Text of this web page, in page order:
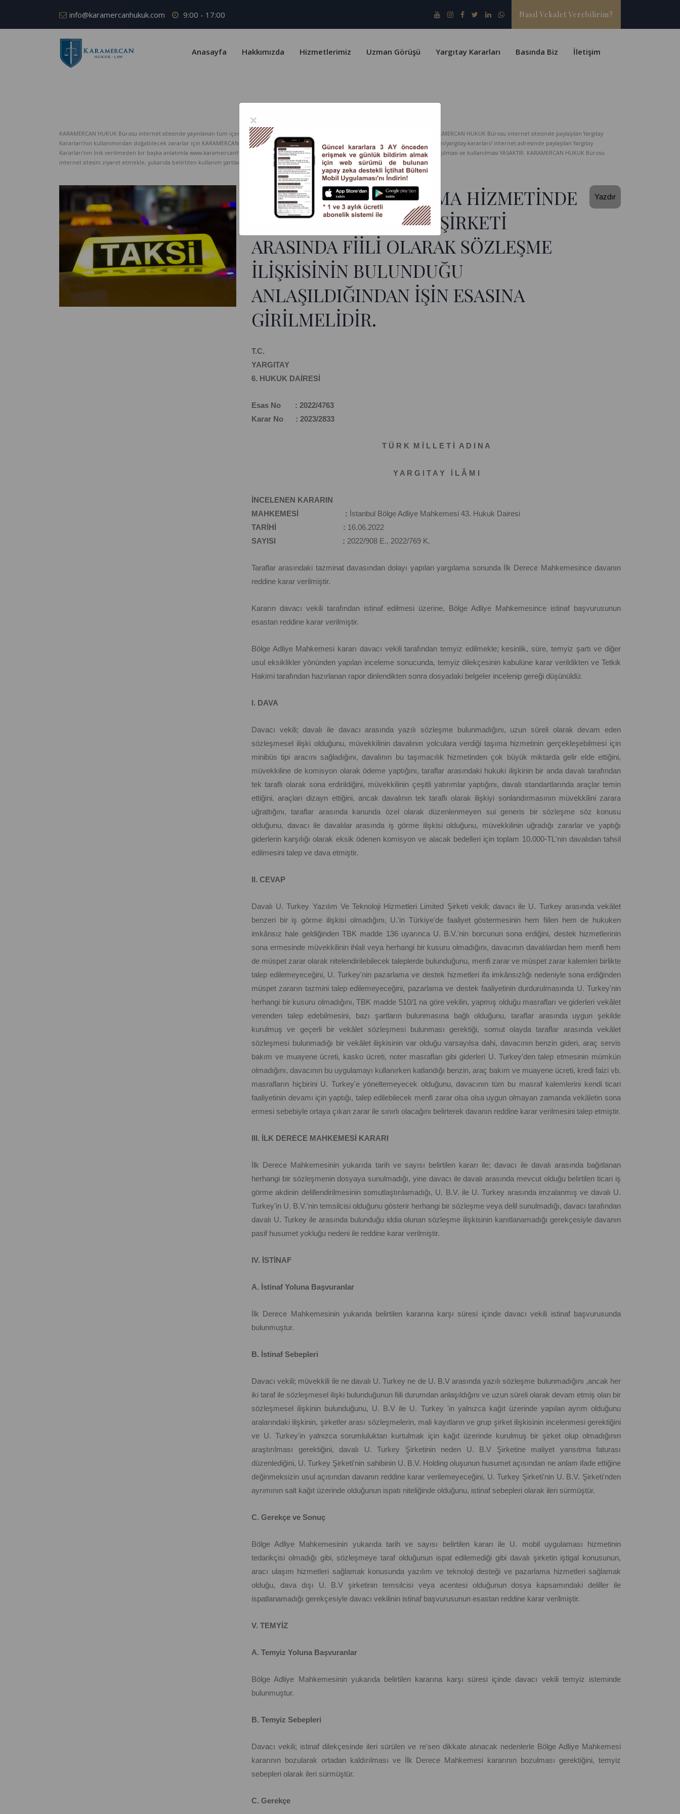
info@karamercanhukuk.com 9:00 - 17:00 Nasıl Vekalet Verebilirim?
Anasayfa Hakkımızda Hizmetlerimiz Uzman Görüşü Yargıtay Kararları Basında Biz İletişim
KARAMERCAN HUKUK Bürosu internet sitesinde yayınlanan tüm içerik telif yasaları ve Türk Patent Enstitüsü kapsamında koruma altındadır. KARAMERCAN HUKUK Bürosu internet sitesinde paylaşılan Yargıtay
Kararları’nın kullanımından doğabilecek zararlar için KARAMERCAN HUKUK Bürosu hiçbir sorumluluk kabul etmez. www.karamercanhukuk.com/yargitay-kararlari/ internet adresinde paylaşılan Yargıtay
Kararları’nın link verilmeden bir başka anlatımla www.karamercanhukuk.com internet adresinden alındığı belirtilmeksizin kopyalanması, paylaşılması ve kullanılması YASAKTIR. KARAMERCAN HUKUK Bürosu
internet sitesini ziyaret etmekle, yukarıda belirtilen kullanım şartlarını kabul etmiş sayılırsınız.
Yazdır
ARAÇ SAHİBİ İLE TAŞIMA HİZMETİNDE
ARACILIK EDEN U. B.V ŞİRKETİ
ARASINDA FİİLİ OLARAK SÖZLEŞME
İLİŞKİSİNİN BULUNDUĞU
ANLAŞILDIĞINDAN İŞİN ESASINA
GİRİLMELİDİR.
T.C.
YARGITAY
6. HUKUK DAİRESİ
Esas No : 2022/4763
Karar No : 2023/2833
T Ü R K M İ L L E T İ A D I N A
Y A R G I T A Y İ L Â M I
İNCELENEN KARARIN
MAHKEMESİ : İstanbul Bölge Adliye Mahkemesi 43. Hukuk Dairesi
TARİHİ : 16.06.2022
SAYISI : 2022/908 E., 2022/769 K.
Taraflar arasındaki tazminat davasından dolayı yapılan yargılama sonunda İlk Derece Mahkemesince davanın
reddine karar verilmiştir.
Kararın davacı vekili tarafından istinaf edilmesi üzerine, Bölge Adliye Mahkemesince istinaf başvurusunun
esastan reddine karar verilmiştir.
Bölge Adliye Mahkemesi kararı davacı vekili tarafından temyiz edilmekle; kesinlik, süre, temyiz şartı ve diğer
usul eksiklikler yönünden yapılan inceleme sonucunda, temyiz dilekçesinin kabulüne karar verildikten ve Tetkik
Hakimi tarafından hazırlanan rapor dinlendikten sonra dosyadaki belgeler incelenip gereği düşünüldü:
I. DAVA
Davacı vekili; davalı ile davacı arasında yazılı sözleşme bulunmadığını, uzun süreli olarak devam eden
sözleşmesel ilişki olduğunu, müvekkilinin davalının yolculara verdiği taşıma hizmetinin gerçekleşebilmesi için
minibüs tipi aracını sağladığını, davalının bu taşımacılık hizmetinden çok büyük miktarda gelir elde ettiğini,
müvekkiline de komisyon olarak ödeme yaptığını, taraflar arasındaki hukuki ilişkinin bir anda davalı tarafından
tek taraflı olarak sona erdirildiğini, müvekkilinin çeşitli yatırımlar yaptığını, davalı standartlarında araçlar temin
ettiğini, araçları dizayn ettiğini, ancak davalının tek taraflı olarak ilişkiyi sonlandırmasının müvekkilini zarara
uğrattığını, taraflar arasında kanunda özel olarak düzenlenmeyen sui generis bir sözleşme söz konusu
olduğunu, davacı ile davalılar arasında iş görme ilişkisi olduğunu, müvekkilinin uğradığı zararlar ve yaptığı
giderlerin karşılığı olarak eksik ödenen komisyon ve alacak bedelleri için toplam 10.000-TL'nin davalıdan tahsil
edilmesini talep ve dava etmiştir.
II. CEVAP
Davalı U. Turkey Yazılım Ve Teknoloji Hizmetleri Limited Şirketi vekili; davacı ile U. Turkey arasında vekâlet
benzeri bir iş görme ilişkisi olmadığını, U.'in Türkiye'de faaliyet göstermesinin hem fiilen hem de hukuken
imkânsız hale geldiğinden TBK madde 136 uyarınca U. B.V.'nin borcunun sona erdiğini, destek hizmetlerinin
sona ermesinde müvekkilinin ihlali veya herhangi bir kusuru olmadığını, davacının davalılardan hem menfi hem
de müspet zarar olarak nitelendirilebilecek taleplerde bulunduğunu, menfi zarar ve müspet zarar kalemleri birlikte
talep edilemeyeceğini, U. Turkey'nin pazarlama ve destek hizmetleri ifa imkânsızlığı nedeniyle sona erdiğinden
müspet zararın tazmini talep edilemeyeceğini, pazarlama ve destek faaliyetinin durdurulmasında U. Turkey'nin
herhangi bir kusuru olmadığını, TBK madde 510/1 na göre vekilin, yapmış olduğu masrafları ve giderleri vekâlet
verenden talep edebilmesini, bazı şartların bulunmasına bağlı olduğunu, taraflar arasında uygun şekilde
kurulmuş ve geçerli bir vekâlet sözleşmesi bulunması gerektiği, somut olayda taraflar arasında vekâlet
sözleşmesi bulunmadığı bir vekâlet ilişkisinin var olduğu varsayılsa dahi, davacının benzin gideri, araç servis
bakım ve muayene ücreti, kasko ücreti, noter masrafları gibi giderleri U. Turkey'den talep etmesinin mümkün
olmadığını, davacının bu uygulamayı kullanırken katlandığı benzin, araç bakım ve muayene ücreti, kredi faizi vb.
masrafların hiçbirini U. Turkey'e yöneltemeyecek olduğunu, davacının tüm bu masraf kalemlerini kendi ticari
faaliyetinin devamı için yaptığı, talep edilebilecek menfi zarar olsa olsa uygun olmayan zamanda vekâletin sona
ermesi sebebiyle ortaya çıkan zarar ile sınırlı olacağını belirterek davanın reddine karar verilmesini talep etmiştir.
III. İLK DERECE MAHKEMESİ KARARI
İlk Derece Mahkemesinin yukarıda tarih ve sayısı belirtilen kararı ile; davacı ile davalı arasında bağıtlanan
herhangi bir sözleşmenin dosyaya sunulmadığı, yine davacı ile davalı arasında mevcut olduğu belirtilen ticari iş
görme akdinin delillendirilmesinin somutlaştırılamadığı, U. B.V. ile U. Turkey arasında imzalanmış ve davalı U.
Turkey'in U. B.V.'nin temsilcisi olduğunu gösterir herhangi bir sözleşme veya delil sunulmadığı, davacı tarafından
davalı U. Turkey ile arasında bulunduğu iddia olunan sözleşme ilişkisinin kanıtlanamadığı gerekçesiyle davanın
pasif husumet yokluğu nedeni ile reddine karar verilmiştir.
IV. İSTİNAF
A. İstinaf Yoluna Başvuranlar
İlk Derece Mahkemesinin yukarıda belirtilen kararına karşı süresi içinde davacı vekili istinaf başvurusunda
bulunmuştur.
B. İstinaf Sebepleri
Davacı vekili; müvekkili ile ne davalı U. Turkey ne de U. B.V arasında yazılı sözleşme bulunmadığını ,ancak her
iki taraf ile sözleşmesel ilişki bulunduğunun fiili durumdan anlaşıldığını ve uzun süreli olarak devam etmiş olan bir
sözleşmesel ilişkinin bulunduğunu, U. B.V ile U. Turkey 'in yalnızca kağıt üzerinde yapılan ayrım olduğunu
aralarındaki ilişkinin, şirketler arası sözleşmelerin, mali kayıtların ve grup şirket ilişkisinin incelenmesi gerektiğini
ve U. Turkey'in yalnızca sorumluluktan kurtulmak için kağıt üzerinde kurulmuş bir şirket olup olmadığının
araştırılması gerektiğini, davalı U. Turkey Şirketinin neden U. B.V Şirketine maliyet yansıtma faturası
düzenlediğini, U. Turkey Şirketi'nin sahibinin U. B.V. Holding oluşunun husumet açısından ne anlam ifade ettiğine
değinmeksizin usul açısından davanın reddine karar verilemeyeceğini, U. Turkey Şirketi'nin U. B.V. Şirketi'nden
ayrımının salt kağıt üzerinde olduğunun ispatı niteliğinde olduğunu, istinaf sebepleri olarak ileri sürmüştür.
C. Gerekçe ve Sonuç
Bölge Adliye Mahkemesinin yukarıda tarih ve sayısı belirtilen kararı ile U. mobil uygulaması hizmetinin
tedarikçisi olmadığı gibi, sözleşmeye taraf olduğunun ispat edilemediği gibi davalı şirketin iştigal konusunun,
aracı ulaşım hizmetleri sağlamak konusunda yazılım ve teknoloji desteği ve pazarlama hizmetleri sağlamak
olduğu, dava dışı U. B.V şirketinin temsilcisi veya acentesi olduğunun dosya kapsamındaki deliller ile
ispatlanamadığı gerekçesiyle davacı vekilinin istinaf başvurusunun esastan reddine karar verilmiştir.
V. TEMYİZ
A. Temyiz Yoluna Başvuranlar
Bölge Adliye Mahkemesinin yukarıda belirtilen kararına karşı süresi içinde davacı vekili temyiz isteminde
bulunmuştur.
B. Temyiz Sebepleri
Davacı vekili; istinaf dilekçesinde ileri sürülen ve re'sen dikkate alınacak nedenlerle Bölge Adliye Mahkemesi
kararının bozularak ortadan kaldırılması ve İlk Derece Mahkemesi kararının bozulması gerektiğini, temyiz
sebepleri olarak ileri sürmüştür.
C. Gerekçe
×